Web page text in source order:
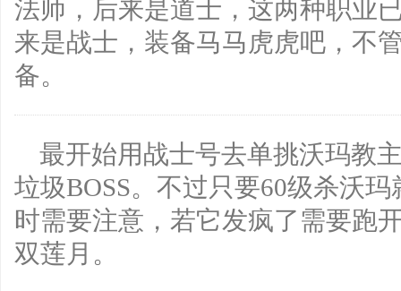
法师，后来是道士，这两种职业
来是战士，装备马马虎虎吧，不
备。
最开始用战士号去单挑沃玛教
垃圾BOSS。不过只要60级杀沃
时需要注意，若它发疯了需要跑
双莲月。